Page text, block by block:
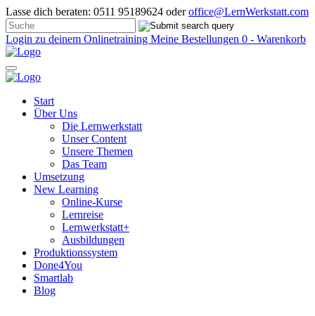
Lasse dich beraten: 0511 95189624 oderoffice@LernWerkstatt.com
Login zu deinem Onlinetraining Meine Bestellungen 0 - Warenkorb
Start
Über Uns
Die Lernwerkstatt
Unser Content
Unsere Themen
Das Team
Umsetzung
New Learning
Online-Kurse
Lernreise
Lernwerkstatt+
Ausbildungen
Produktionssystem
Done4You
Smartlab
Blog